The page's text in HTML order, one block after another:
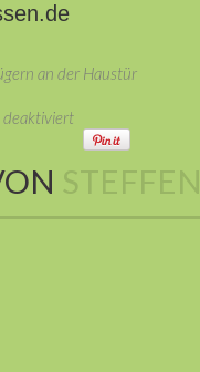
an der Haustür
deaktiviert
STEFFEN